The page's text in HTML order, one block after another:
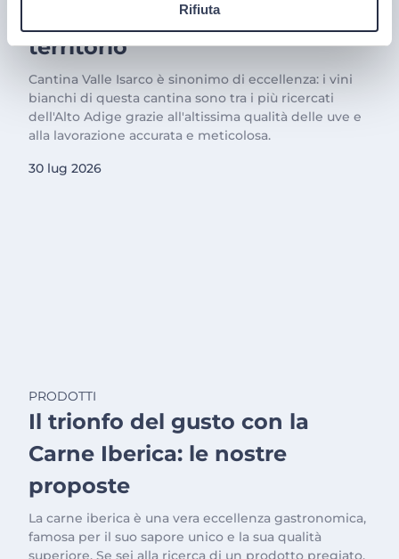
Rifiuta
responsabilità e amore per il
territorio
Cantina Valle Isarco è sinonimo di eccellenza: i vini
bianchi di questa cantina sono tra i più ricercati
dell'Alto Adige grazie all'altissima qualità delle uve e
alla lavorazione accurata e meticolosa.
30 lug 2026
PRODOTTI
Il trionfo del gusto con la
Carne Iberica: le nostre
proposte
La carne iberica è una vera eccellenza gastronomica,
famosa per il suo sapore unico e la sua qualità
superiore. Se sei alla ricerca di un prodotto pregiato,